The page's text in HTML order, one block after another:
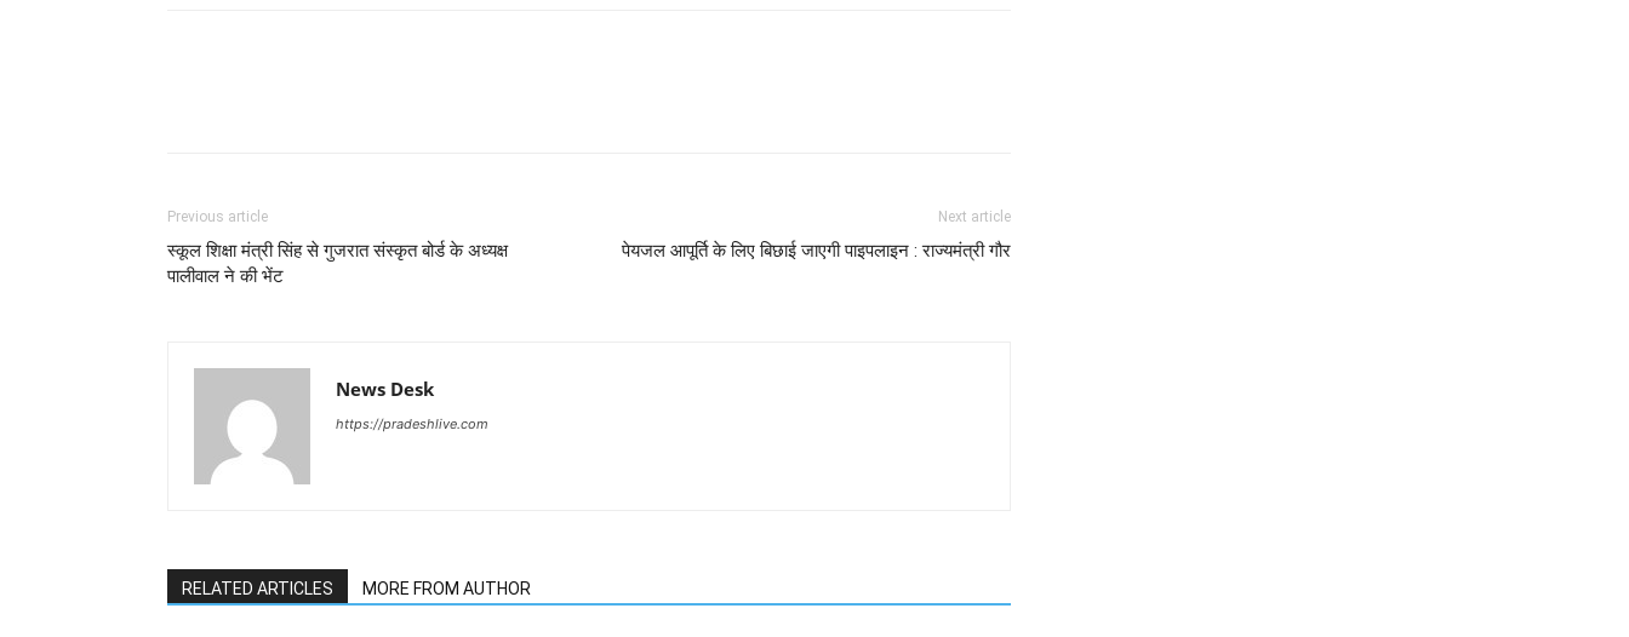
Previous article
स्कूल शिक्षा मंत्री सिंह से गुजरात संस्कृत बोर्ड के अध्यक्ष
पालीवाल ने की भेंट
Next article
पेयजल आपूर्ति के लिए बिछाई जाएगी पाइपलाइन : राज्यमंत्री गौर
News Desk
https://pradeshlive.com
RELATED ARTICLES MORE FROM AUTHOR